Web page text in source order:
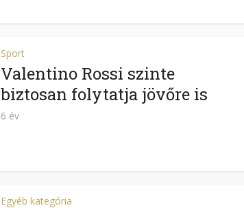
Sport
Valentino Rossi szinte
biztosan folytatja jövőre is
6 év
Egyéb kategória